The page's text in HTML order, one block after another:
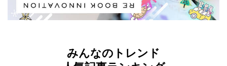
みんなのトレンド